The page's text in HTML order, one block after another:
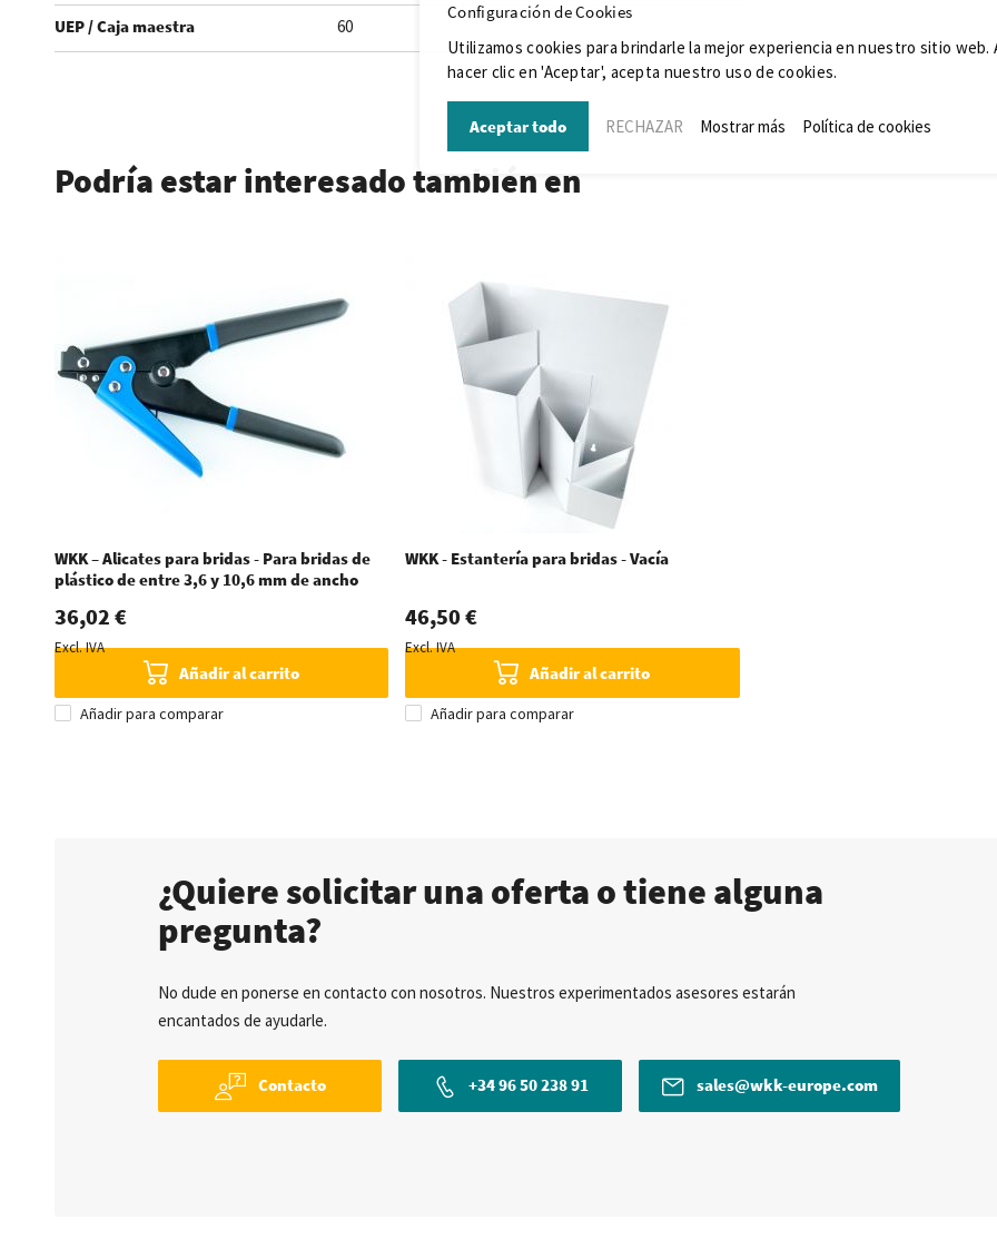
UEP / Caja maestra 60
Podría estar interesado también en
WKK – Alicates para bridas - Para bridas de
plástico de entre 3,6 y 10,6 mm de ancho
36,02 €
Excl. IVA
Añadir al carrito
Añadir para comparar
WKK - Estantería para bridas - Vacía
46,50 €
Excl. IVA
Añadir al carrito
Añadir para comparar
¿Quiere solicitar una oferta o tiene alguna
pregunta?
No dude en ponerse en contacto con nosotros. Nuestros experimentados asesores estarán
encantados de ayudarle.
Contacto +34 96 50 238 91 sales@wkk-europe.com
Configuración de Cookies
Utilizamos cookies para brindarle la mejor experiencia en nuestro sitio web.
hacer clic en 'Aceptar', acepta nuestro uso de cookies.
Aceptar todo RECHAZAR Mostrar más Política de cookies